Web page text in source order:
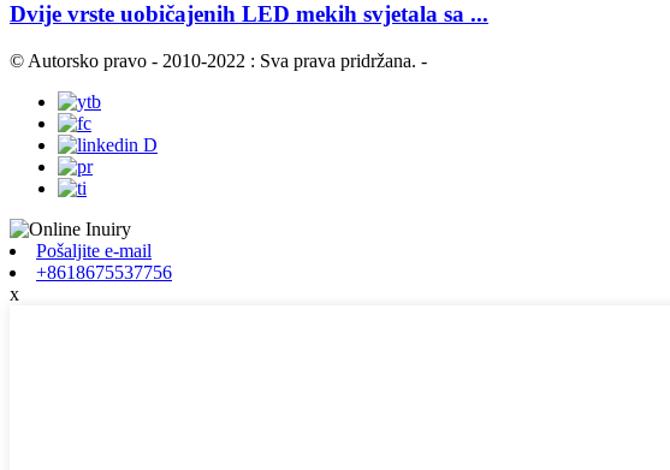
Dvije vrste uobičajenih LED mekih svjetala sa ...
© Autorsko pravo - 2010-2022 : Sva prava pridržana. -
Pošaljite e-mail
+8618675537756
x